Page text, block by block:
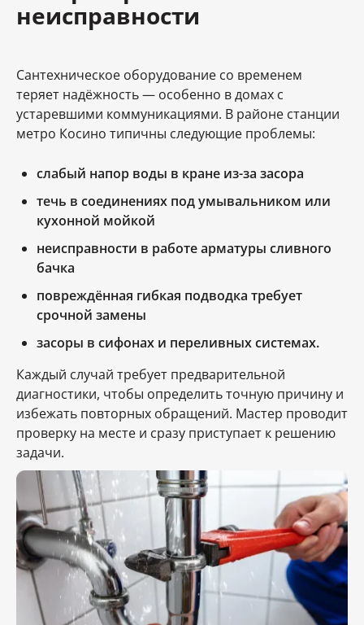
неисправности
Сантехническое оборудование со временем
теряет надёжность — особенно в домах с
устаревшими коммуникациями. В районе станции
метро Косино типичны следующие проблемы:
слабый напор воды в кране из-за засора
течь в соединениях под умывальником или
кухонной мойкой
неисправности в работе арматуры сливного
бачка
повреждённая гибкая подводка требует
срочной замены
засоры в сифонах и переливных системах.
Каждый случай требует предварительной
диагностики, чтобы определить точную причину и
избежать повторных обращений. Мастер проводит
проверку на месте и сразу приступает к решению
задачи.